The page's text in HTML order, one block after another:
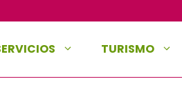
TURISMO